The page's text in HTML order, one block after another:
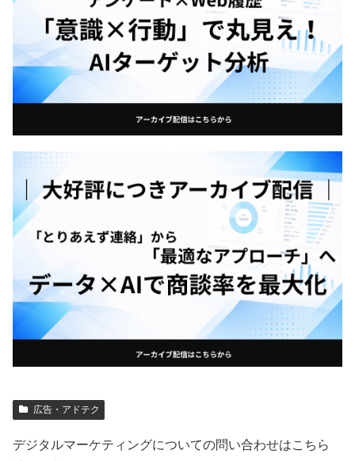
広告・アドテク
デジタルマーケティングについての問い合わせはこちら